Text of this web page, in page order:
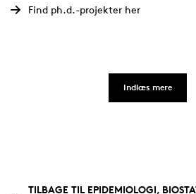
Find ph.d.-projekter her
Indlæs mere
TILBAGE TIL EPIDEMIOLOGI,